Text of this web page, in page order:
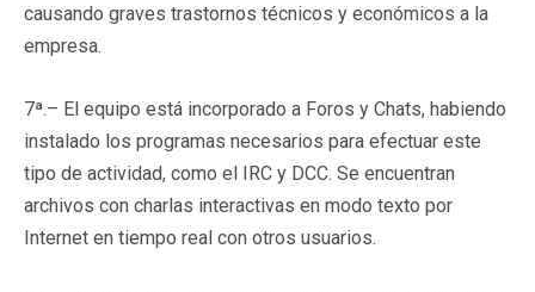
causando graves trastornos técnicos y económicos a la
empresa.
7ª.– El equipo está incorporado a Foros y Chats, habiendo
instalado los programas necesarios para efectuar este
tipo de actividad, como el IRC y DCC. Se encuentran
archivos con charlas interactivas en modo texto por
Internet en tiempo real con otros usuarios.